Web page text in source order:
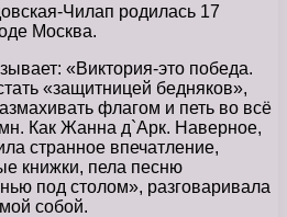
Чилап родилась 17
Москва.
«Виктория-это победа.
«защитницей бедняков»,
флагом и петь во всё
Как Жанна д`Арк. Наверное,
странное впечатление,
книжки, пела песню
под столом», разговаривала
собой.